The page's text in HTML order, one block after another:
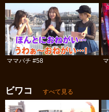
ママパチ #58
ビワコ すべて見る